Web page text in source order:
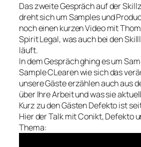
Das zweite Gespräch auf der
dreht sich um Samples und
noch einen kurzen Video mit
Spirit Legal, was auch bei den
läuft.
In dem Gespräch ghing es um
Sample CLearen wie sich das
unsere Gäste erzählen auch aus
über Ihre Arbeit und was sie
Kurz zu den Gästen Defekto ist
Hier der Talk mit Conikt, Defekto
Thema: